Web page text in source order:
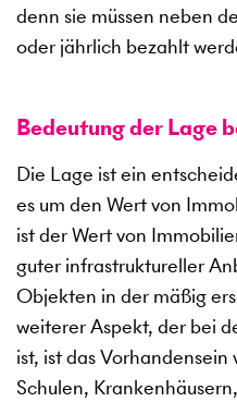
denn sie müssen neben
oder jährlich bezahlt
Bedeutung der Lage
Die Lage ist ein
es um den Wert von
ist der Wert von
guter infrastruktureller
Objekten in der mäßig
weiterer Aspekt, der bei
ist, ist das
Schulen,